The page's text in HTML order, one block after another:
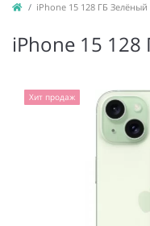
iPhone 15 128 ГБ Зелёный
iPhone 15
Хит продаж